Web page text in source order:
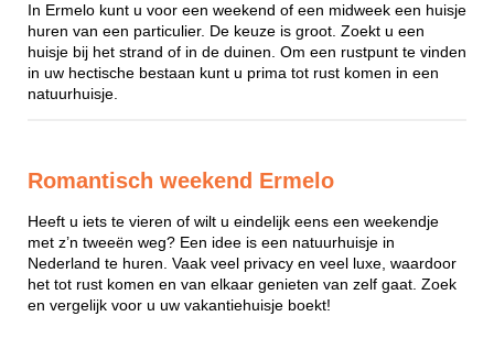
In Ermelo kunt u voor een weekend of een midweek een huisje
huren van een particulier. De keuze is groot. Zoekt u een
huisje bij het strand of in de duinen. Om een rustpunt te vinden
in uw hectische bestaan kunt u prima tot rust komen in een
natuurhuisje.
Romantisch weekend Ermelo
Heeft u iets te vieren of wilt u eindelijk eens een weekendje
met z’n tweeën weg? Een idee is een natuurhuisje in
Nederland te huren. Vaak veel privacy en veel luxe, waardoor
het tot rust komen en van elkaar genieten van zelf gaat. Zoek
en vergelijk voor u uw vakantiehuisje boekt!